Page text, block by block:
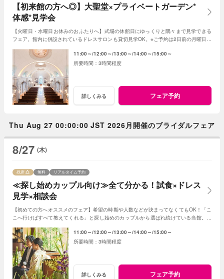
【初来館の方へ◎】大聖堂×プライベートガーデン*
体感*見学会
【火曜日・水曜日お休みのおふたりへ】式場の休館日にゆっくりと隅々まで見学できる
フェア。館内に併設されているドレスサロンも貸切見学OK。※ご予約は2日前の月曜日ま
11:00～ 12:00～ 13:00～ 14:00～ 15:00～
3時間程度
詳しくみる フェア予約
Thu Aug 27 00:00:00 JST 2026月開催のブライダルフェア
8/27 (木)
≪探し始めカップル向け≫全て分かる！試食×ドレス
見学×相談会
残席 無料 リアルタイム予約
【初めての方へオススメのフェア】希望の時期や人数などが決まってなくてもOK！「こ
こへ行けばすべて教えてくれる」と探し始めのカップルから選ばれ続けている当館。お
11:00～ 12:00～ 13:00～ 14:00～ 15:00～
3時間程度
詳しくみる フェア予約